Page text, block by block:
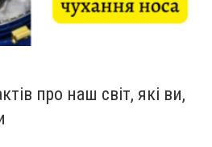
про наш світ, які ви,